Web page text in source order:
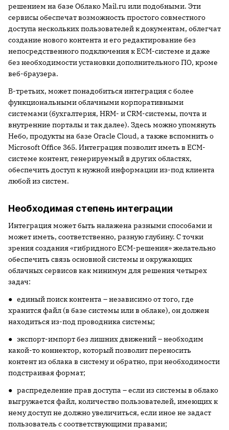
решением на базе Облако Mail.ru или подобными. Эти
сервисы обеспечат возможность простого совместного
доступа нескольких пользователей к документам, облегчат
создание нового контента и его редактирование без
непосредственного подключения к ECM-системе и даже
без необходимости установки дополнительного ПО, кроме
веб-браузера.
В-третьих, может понадобиться интеграция с более
функциональными облачными корпоративными
системами (бухгалтерия, HRM- и CRM-системы, почта и
внутренние порталы и так далее). Здесь можно упомянуть
Небо, продукты на базе Oracle Cloud, а также вспомнить о
Microsoft Office 365. Интеграция позволит иметь в ECM-
системе контент, генерируемый в других областях,
обеспечить доступ к нужной информации из-под клиента
любой из систем.
Необходимая степень интеграции
Интеграция может быть налажена разными способами и
может иметь, соответственно, разную глубину. С точки
зрения создания «гибридного ECM-решения» желательно
обеспечить связь основной системы и окружающих
облачных сервисов как минимум для решения четырех
задач:
● единый поиск контента – независимо от того, где
хранится файл (в базе системы или в облаке), он должен
находиться из-под проводника системы;
● экспорт-импорт без лишних движений – необходим
какой-то коннектор, который позволит переносить
контент из облака в систему и обратно, при необходимости
подстраивая формат;
● распределение прав доступа – если из системы в облако
выгружается файл, количество пользователей, имеющих к
нему доступ не должно увеличиться, если иное не задаст
пользователь с соответствующими правами;